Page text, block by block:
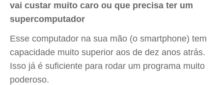
vai custar muito caro ou que precisa ter um
supercomputador
Esse computador na sua mão (o smartphone) tem
capacidade muito superior aos de dez anos atrás.
Isso já é suficiente para rodar um programa muito
poderoso.